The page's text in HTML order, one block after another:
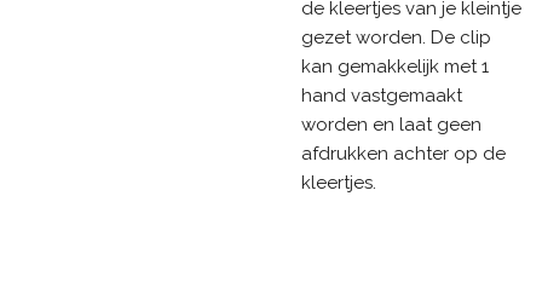
de kleertjes van je kleintje
gezet worden. De clip
kan gemakkelijk met 1
hand vastgemaakt
worden en laat geen
afdrukken achter op de
kleertjes.